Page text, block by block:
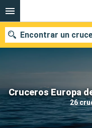
Cruceros Europa
26
Encontrar un
Nuestros destinos
Fecha de salida